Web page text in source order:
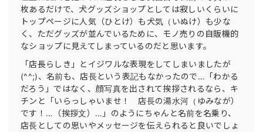
枚あるだけで、犬グッズショップとしては寂しいくらいに
トップページに人気（ひとけ）も犬気（いぬけ）も少な
く、ただグッズが並んでいるために、モノ売りの自販機的
なショップに見えてしまっているのだと思います。
「店長らしき」とイジワルな表現をしてしまいましたが
(^^;)、名前も、店長という表記もなかったので…「わかる
だろう」ではなく、顔写真を出されて挨拶されるなら、キ
チンと「いらっしゃいませ！ 店長の湯水河（ゆみなが）
です！…（挨拶文）…」のようにちゃんと名前を名乗り、
店長としての思いやメッセージを伝えられると良いでしょ